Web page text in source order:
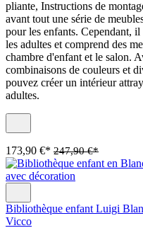
pliante, Instructions de
avant tout une série de
pour les enfants. Cependant,
les adultes et comprend des
chambre d'enfant et le salon.
combinaisons de couleurs et
pouvez créer un intérieur
adultes.
173,90 €* 247,90 €*
Bibliothèque enfant Luigi
Vicco